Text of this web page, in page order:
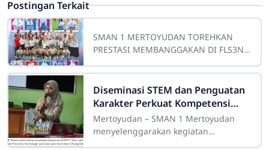
Postingan Terkait
SMAN 1 MERTOYUDAN TOREHKAN
PRESTASI MEMBANGGAKAN DI FLS3N
2026Mertoyudan — Kabar
membanggakan kembali datang dari
keluarga
Diseminasi STEM dan Penguatan
Karakter Perkuat Kompetensi
Pendidik SMAN 1 Mertoyudan
Mertoyudan – SMAN 1 Mertoyudan
menyelenggarakan kegiatan